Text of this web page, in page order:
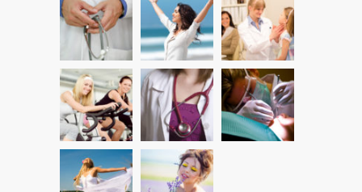
Can breakfast help keep us thin? Nutrition
science is tricky
1298
JANEIRO 5, 2017